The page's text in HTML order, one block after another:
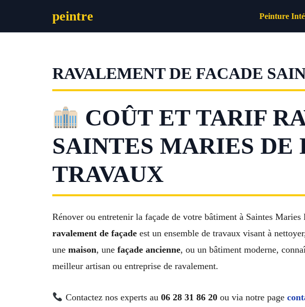
contenu
peintre Peinture
RAVALEMENT DE FACADE
COÛT ET TARIF
SAINTES MARIES DE
TRAVAUX
Rénover ou entretenir la façade de votre bâtiment à Saintes
ravalement de façade est un ensemble de travaux visant à
une maison, une façade ancienne, ou un bâtiment moderne,
meilleur artisan ou entreprise de ravalement.
Contactez nos experts au 06 28 31 86 20ou via notre page